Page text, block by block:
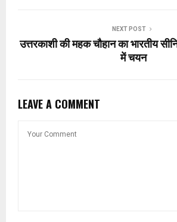
NEXT POST
उत्तरकाशी की महक चौहान का भारतीय
में चयन
LEAVE A COMMENT